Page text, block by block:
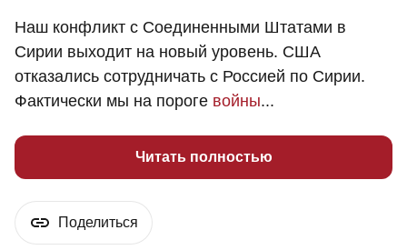
Наш конфликт с Соединенными Штатами в
Сирии выходит на новый уровень. США
отказались сотрудничать с Россией по Сирии.
Фактически мы на пороге войны...
Читать полностью
Поделиться